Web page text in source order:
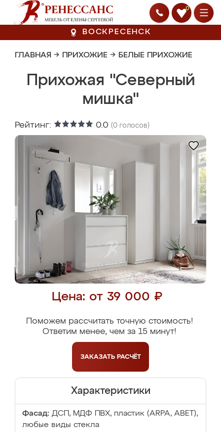
0
ВОСКРЕСЕНСК
ГЛАВНАЯ → ПРИХОЖИЕ → БЕЛЫЕ ПРИХОЖИЕ
Прихожая "Северный
мишка"
Рейтинг: 0.0 (0 голосов)
Цена: от 39 000 ₽
Поможем рассчитать точную стоимость!
Ответим менее, чем за 15 минут!
ЗАКАЗАТЬ РАСЧЁТ
Характеристики
Фасад: ДСП, МДФ ПВХ, пластик (ARPA, ABET),
любые виды стекла